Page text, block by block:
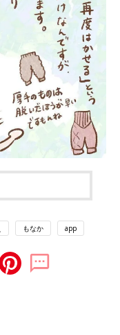
もなか app